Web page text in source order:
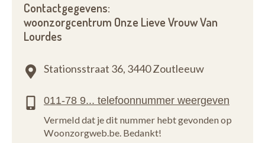
Contactgegevens:
woonzorgcentrum Onze Lieve Vrouw Van
Lourdes
Stationsstraat 36, 3440 Zoutleeuw
Vermeld dat je dit nummer hebt gevonden op
Woonzorgweb.be. Bedankt!